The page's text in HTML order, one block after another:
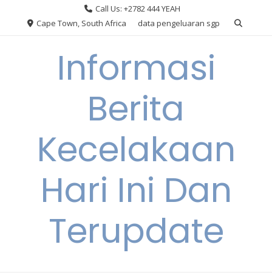
Call Us: +2782 444 YEAH
Cape Town, South Africa
data pengeluaran sgp
Informasi
Berita
Kecelakaan
Hari Ini Dan
Terupdate